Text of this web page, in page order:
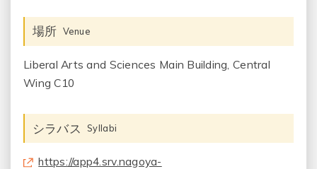
場所 Venue
Liberal Arts and Sciences Main Building, Central
Wing C10
シラバス Syllabi
https://app4.srv.nagoya-